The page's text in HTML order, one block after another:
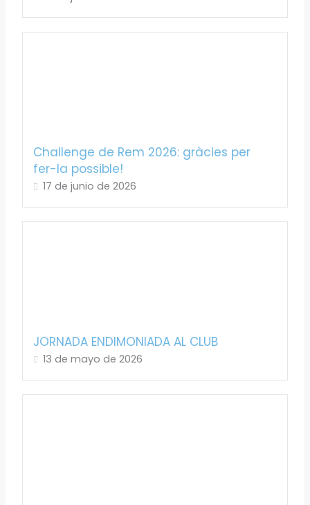
Challenge de Rem 2026: gràcies per
fer-la possible!
17 de junio de 2026
JORNADA ENDIMONIADA AL CLUB
13 de mayo de 2026